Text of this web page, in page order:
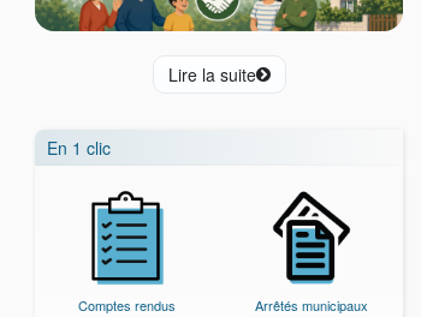
Lire la suite
En 1 clic
Comptes rendus Arrêtés municipaux